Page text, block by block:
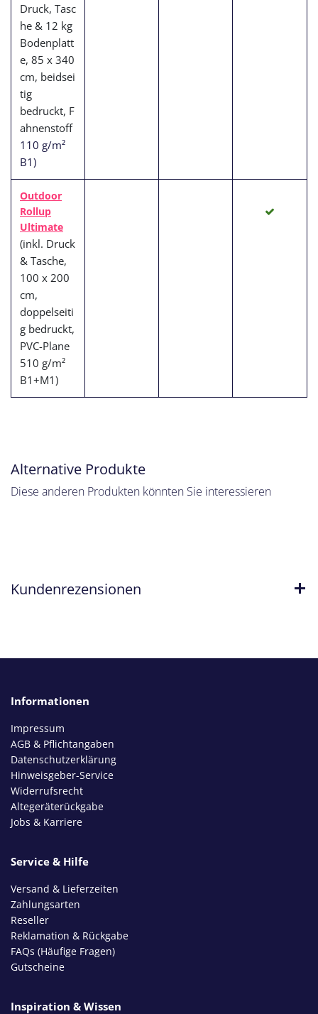
Druck, Tasc
he & 12 kg
Bodenplatt
e, 85 x 340
cm, beidsei
tig
bedruckt, F
ahnenstoff
110 g/m²
B1)
Outdoor
Rollup
Ultimate
(inkl. Druck
& Tasche,
100 x 200
cm,
doppelseiti
g bedruckt,
PVC-Plane
510 g/m²
B1+M1)
Alternative Produkte
Diese anderen Produkten könnten Sie interessieren
Kundenrezensionen
Informationen
Impressum
AGB & Pflichtangaben
Datenschutzerklärung
Hinweisgeber-Service
Widerrufsrecht
Altegeräterückgabe
Jobs & Karriere
Service & Hilfe
Versand & Lieferzeiten
Zahlungsarten
Reseller
Reklamation & Rückgabe
FAQs (Häufige Fragen)
Gutscheine
Inspiration & Wissen